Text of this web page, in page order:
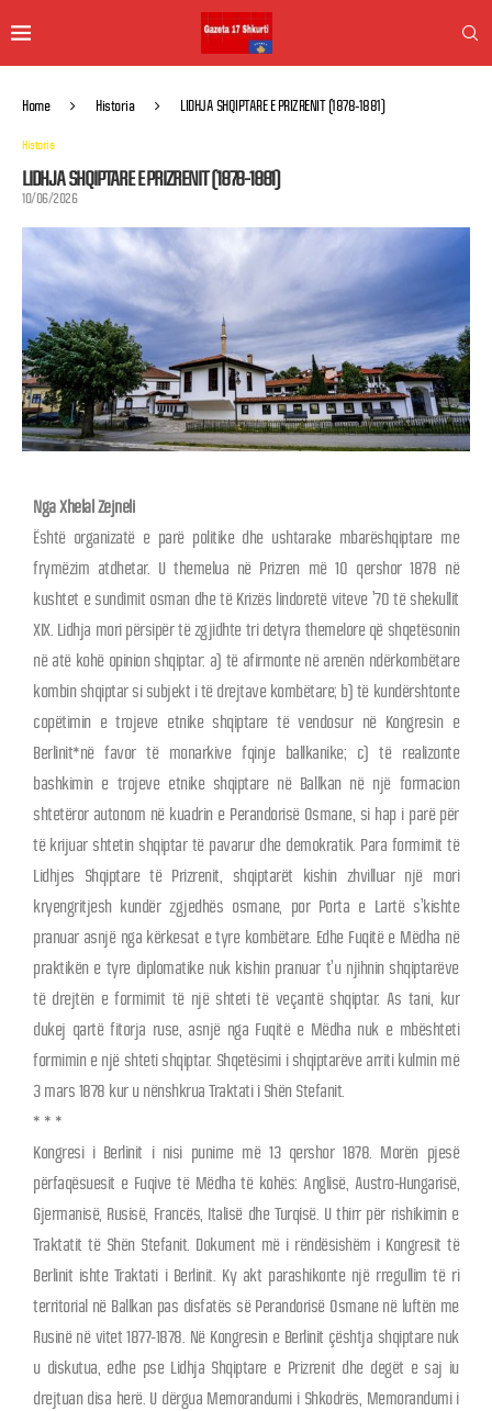
Home Historia LIDHJA SHQIPTARE E PRIZRENIT (1878-1881)
Historia
LIDHJA SHQIPTARE E PRIZRENIT (1878-1881)
10/06/2026
Nga Xhelal Zejneli
Është organizatë e parë politike dhe ushtarake mbarëshqiptare me
frymëzim atdhetar. U themelua në Prizren më 10 qershor 1878 në
kushtet e sundimit osman dhe të Krizës lindoretë viteve ’70 të shekullit
XIX. Lidhja mori përsipër të zgjidhte tri detyra themelore që shqetësonin
në atë kohë opinion shqiptar: a) të afirmonte në arenën ndërkombëtare
kombin shqiptar si subjekt i të drejtave kombëtare; b) të kundërshtonte
copëtimin e trojeve etnike shqiptare të vendosur në Kongresin e
Berlinit*në favor të monarkive fqinje ballkanike; c) të realizonte
bashkimin e trojeve etnike shqiptare në Ballkan në një formacion
shtetëror autonom në kuadrin e Perandorisë Osmane, si hap i parë për
të krijuar shtetin shqiptar të pavarur dhe demokratik. Para formimit të
Lidhjes Shqiptare të Prizrenit, shqiptarët kishin zhvilluar një mori
kryengritjesh kundër zgjedhës osmane, por Porta e Lartë s’kishte
pranuar asnjë nga kërkesat e tyre kombëtare. Edhe Fuqitë e Mëdha në
praktikën e tyre diplomatike nuk kishin pranuar t’u njihnin shqiptarëve
të drejtën e formimit të një shteti të veçantë shqiptar. As tani, kur
dukej qartë fitorja ruse, asnjë nga Fuqitë e Mëdha nuk e mbështeti
formimin e një shteti shqiptar. Shqetësimi i shqiptarëve arriti kulmin më
3 mars 1878 kur u nënshkrua Traktati i Shën Stefanit.
* * *
Kongresi i Berlinit i nisi punime më 13 qershor 1878. Morën pjesë
përfaqësuesit e Fuqive të Mëdha të kohës: Anglisë, Austro-Hungarisë,
Gjermanisë, Rusisë, Francës, Italisë dhe Turqisë. U thirr për rishikimin e
Traktatit të Shën Stefanit. Dokument më i rëndësishëm i Kongresit të
Berlinit ishte Traktati i Berlinit. Ky akt parashikonte një rregullim të ri
territorial në Ballkan pas disfatës së Perandorisë Osmane në luftën me
Rusinë në vitet 1877-1878. Në Kongresin e Berlinit çështja shqiptare nuk
u diskutua, edhe pse Lidhja Shqiptare e Prizrenit dhe degët e saj iu
drejtuan disa herë. U dërgua Memorandumi i Shkodrës, Memorandumi i